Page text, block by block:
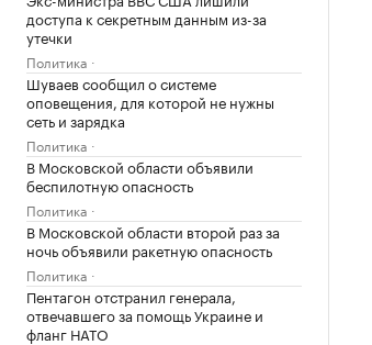
доступа к секретным данным из-за
утечки
Политика
Шуваев сообщил о системе
оповещения, для которой не нужны
сеть и зарядка
Политика
В Московской области объявили
беспилотную опасность
Политика
В Московской области второй раз за
ночь объявили ракетную опасность
Политика
Пентагон отстранил генерала,
отвечавшего за помощь Украине и
фланг НАТО